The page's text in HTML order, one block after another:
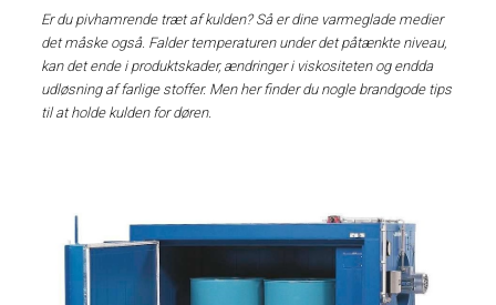
Er du pivhamrende træt af kulden? Så er dine varmeglade medier
det måske også. Falder temperaturen under det påtænkte niveau,
kan det ende i produktskader, ændringer i viskositeten og endda
udløsning af farlige stoffer. Men her finder du nogle brandgode tips
til at holde kulden for døren.